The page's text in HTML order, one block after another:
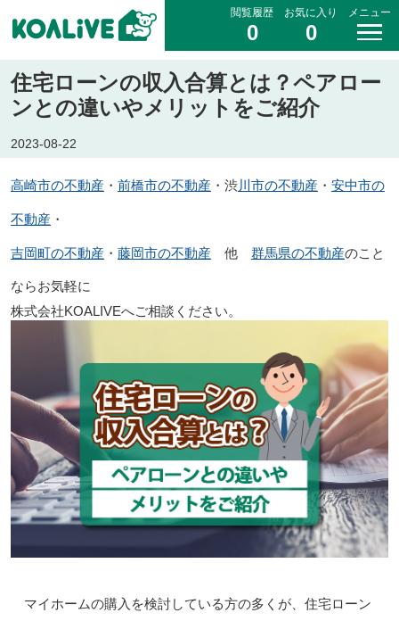
閲覧履歴
0
お気に入り
0
メニュー
住宅ローンの収入合算とは？ペアロー
ンとの違いやメリットをご紹介
2023-08-22
高崎市の不動産 ・ 前橋市の不動産 ・渋川市の不動産 ・ 安中市の
不動産 ・
吉岡町の不動産 ・ 藤岡市の不動産 他 群馬県の不動産のこと
ならお気軽に
株式会社KOALIVEへご相談ください。
マイホームの購入を検討している方の多くが、住宅ローン